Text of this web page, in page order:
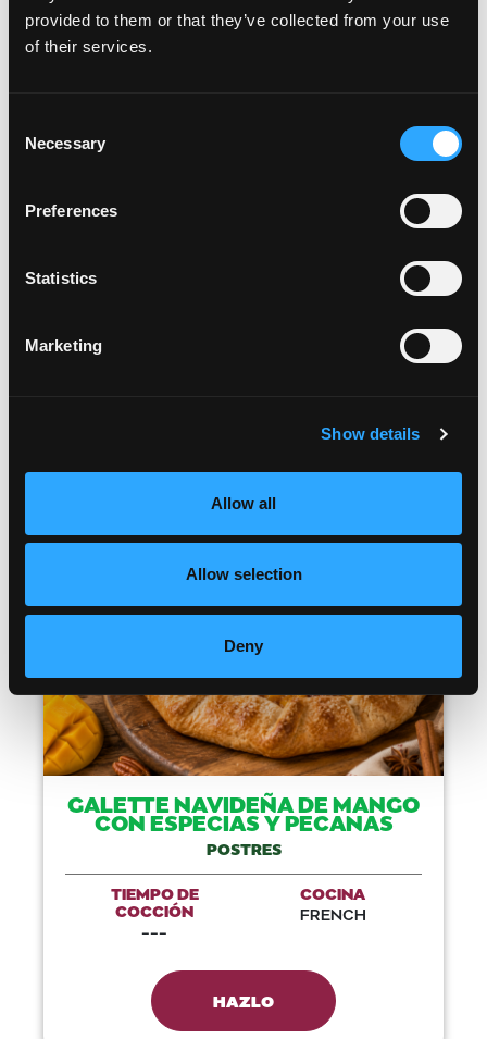
provided to them or that they’ve collected from your use
of their services.
Selection
Necessary
Preferences
Statistics
Marketing
Show details
Allow all
Allow selection
Deny
GALETTE NAVIDEÑA DE MANGO
CON ESPECIAS Y PECANAS
POSTRES
TIEMPO DE
COCCIÓN
---
COCINA
FRENCH
HAZLO